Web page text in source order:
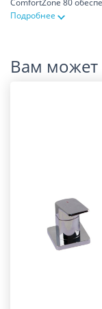
ComfortZone 80
Подробнее
Вам может